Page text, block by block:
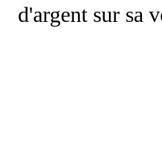
d'argent sur sa